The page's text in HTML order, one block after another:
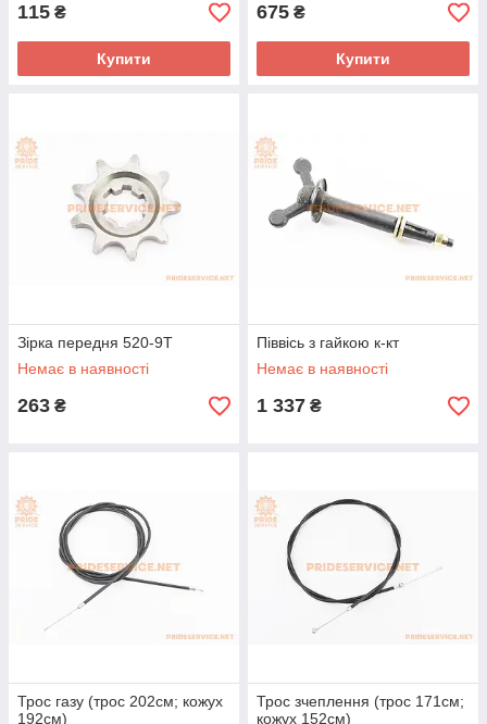
115 ₴
Купити
675 ₴
Купити
Зірка передня 520-9T
Немає в наявності
263 ₴
Піввісь з гайкою к-кт
Немає в наявності
1 337 ₴
Трос газу (трос 202см; кожух
192см)
Трос зчеплення (трос 171см;
кожух 152см)